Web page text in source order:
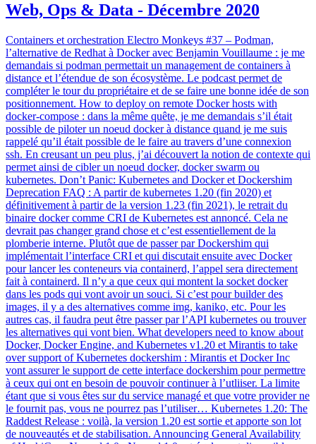
Web, Ops & Data - Décembre 2020
Containers et orchestration Electro Monkeys #37 – Podman,
l’alternative de Redhat à Docker avec Benjamin Vouillaume : je me
demandais si podman permettait un management de containers à
distance et l’étendue de son écosystème. Le podcast permet de
compléter le tour du propriétaire et de se faire une bonne idée de son
positionnement. How to deploy on remote Docker hosts with
docker-compose : dans la même quête, je me demandais s’il était
possible de piloter un noeud docker à distance quand je me suis
rappelé qu’il était possible de le faire au travers d’une connexion
ssh. En creusant un peu plus, j’ai découvert la notion de contexte qui
permet ainsi de cibler un noeud docker, docker swarm ou
kubernetes. Don’t Panic: Kubernetes and Docker et Dockershim
Deprecation FAQ : A partir de kubernetes 1.20 (fin 2020) et
définitivement à partir de la version 1.23 (fin 2021), le retrait du
binaire docker comme CRI de Kubernetes est annoncé. Cela ne
devrait pas changer grand chose et c’est essentiellement de la
plomberie interne. Plutôt que de passer par Dockershim qui
implémentait l’interface CRI et qui discutait ensuite avec Docker
pour lancer les conteneurs via containerd, l’appel sera directement
fait à containerd. Il n’y a que ceux qui montent la socket docker
dans les pods qui vont avoir un souci. Si c’est pour builder des
images, il y a des alternatives comme img, kaniko, etc. Pour les
autres cas, il faudra peut être passer par l’API kubernetes ou trouver
les alternatives qui vont bien. What developers need to know about
Docker, Docker Engine, and Kubernetes v1.20 et Mirantis to take
over support of Kubernetes dockershim : Mirantis et Docker Inc
vont assurer le support de cette interface dockershim pour permettre
à ceux qui ont en besoin de pouvoir continuer à l’utliiser. La limite
étant que si vous êtes sur du service managé et que votre provider ne
le fournit pas, vous ne pourrez pas l’utiliser… Kubernetes 1.20: The
Raddest Release : voilà, la version 1.20 est sortie et apporte son lot
de nouveautés et de stabilisation. Announcing General Availability